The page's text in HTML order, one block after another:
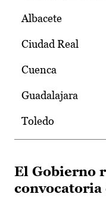
Albacete
Ciudad Real
Cuenca
Guadalajara
Toledo
El Gobierno
convocatoria